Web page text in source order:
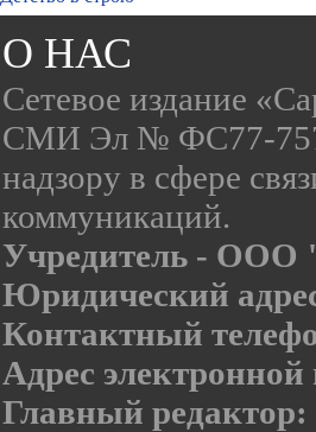
О НАС
Сетевое издание
СМИ Эл № ФС77-
надзору в сфере
коммуникаций.
Учредитель - ООО
Юридический
Контактный
Адрес
Главный редактор: